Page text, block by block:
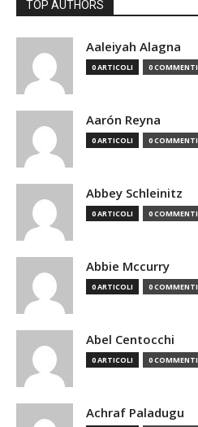
TOP AUTHORS
Aaleiyah Alagna
0 ARTICOLI 0 COMMENTI
Aarón Reyna
0 ARTICOLI 0 COMMENTI
Abbey Schleinitz
0 ARTICOLI 0 COMMENTI
Abbie Mccurry
0 ARTICOLI 0 COMMENTI
Abel Centocchi
0 ARTICOLI 0 COMMENTI
Achraf Paladugu